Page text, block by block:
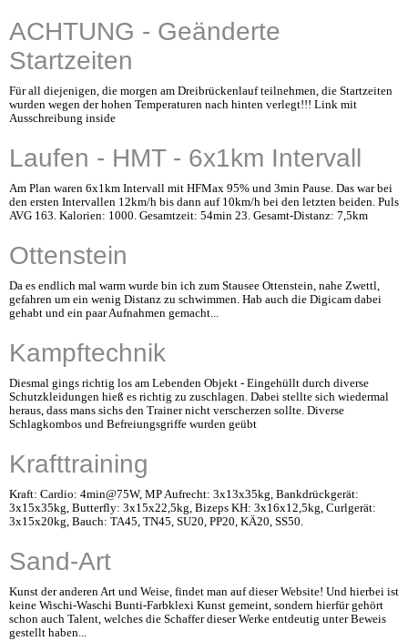
ACHTUNG - Geänderte
Startzeiten
Für all diejenigen, die morgen am Dreibrückenlauf teilnehmen, die Startzeiten
wurden wegen der hohen Temperaturen nach hinten verlegt!!! Link mit
Ausschreibung inside
Laufen - HMT - 6x1km Intervall
Am Plan waren 6x1km Intervall mit HFMax 95% und 3min Pause. Das war bei
den ersten Intervallen 12km/h bis dann auf 10km/h bei den letzten beiden. Puls
AVG 163. Kalorien: 1000. Gesamtzeit: 54min 23. Gesamt-Distanz: 7,5km
Ottenstein
Da es endlich mal warm wurde bin ich zum Stausee Ottenstein, nahe Zwettl,
gefahren um ein wenig Distanz zu schwimmen. Hab auch die Digicam dabei
gehabt und ein paar Aufnahmen gemacht...
Kampftechnik
Diesmal gings richtig los am Lebenden Objekt - Eingehüllt durch diverse
Schutzkleidungen hieß es richtig zu zuschlagen. Dabei stellte sich wiedermal
heraus, dass mans sichs den Trainer nicht verscherzen sollte. Diverse
Schlagkombos und Befreiungsgriffe wurden geübt
Krafttraining
Kraft: Cardio: 4min@75W, MP Aufrecht: 3x13x35kg, Bankdrückgerät:
3x15x35kg, Butterfly: 3x15x22,5kg, Bizeps KH: 3x16x12,5kg, Curlgerät:
3x15x20kg, Bauch: TA45, TN45, SU20, PP20, KÄ20, SS50.
Sand-Art
Kunst der anderen Art und Weise, findet man auf dieser Website! Und hierbei ist
keine Wischi-Waschi Bunti-Farbklexi Kunst gemeint, sondern hierfür gehört
schon auch Talent, welches die Schaffer dieser Werke entdeutig unter Beweis
gestellt haben...